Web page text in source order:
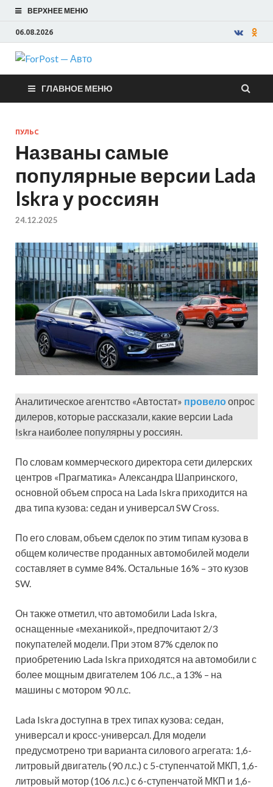
ВЕРХНЕЕ МЕНЮ
06.08.2026
ForPost —
Авто
ГЛАВНОЕ МЕНЮ
ПУЛЬС
Названы самые
популярные версии Lada
Iskra у россиян
24.12.2025
Аналитическое агентство «Автостат» провелоопрос
дилеров, которые рассказали, какие версии Lada
Iskra наиболее популярны у россиян.
По словам коммерческого директора сети дилерских
центров «Прагматика» Александра Шапринского,
основной объем спроса на Lada Iskra приходится на
два типа кузова: седан и универсал SW Cross.
По его словам, объем сделок по этим типам кузова в
общем количестве проданных автомобилей модели
составляет в сумме 84%. Остальные 16% – это кузов
SW.
Он также отметил, что автомобили Lada Iskra,
оснащенные «механикой», предпочитают 2/3
покупателей модели. При этом 87% сделок по
приобретению Lada Iskra приходятся на автомобили с
более мощным двигателем 106 л.с., а 13% – на
машины с мотором 90 л.с.
Lada Iskra доступна в трех типах кузова: седан,
универсал и кросс-универсал. Для модели
предусмотрено три варианта силового агрегата: 1,6-
литровый двигатель (90 л.с.) с 5-ступенчатой МКП, 1,6-
литровый мотор (106 л.с.) с 6-ступенчатой МКП и 1,6-